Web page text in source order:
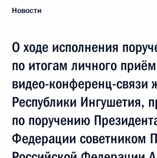
Новости
О ходе исполнения
по итогам личного
видео-конференц-связи
Республики Ингушетия,
по поручению
Федерации советником